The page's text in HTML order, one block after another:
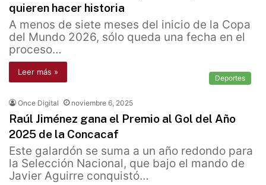
quieren hacer historia
A menos de siete meses del inicio de la Copa
del Mundo 2026, sólo queda una fecha en el
proceso…
Leer más »
Deportes
Once Digital noviembre 6, 2025
Raúl Jiménez gana el Premio al Gol del Año
2025 de la Concacaf
Este galardón se suma a un año redondo para
la Selección Nacional, que bajo el mando de
Javier Aguirre conquistó…